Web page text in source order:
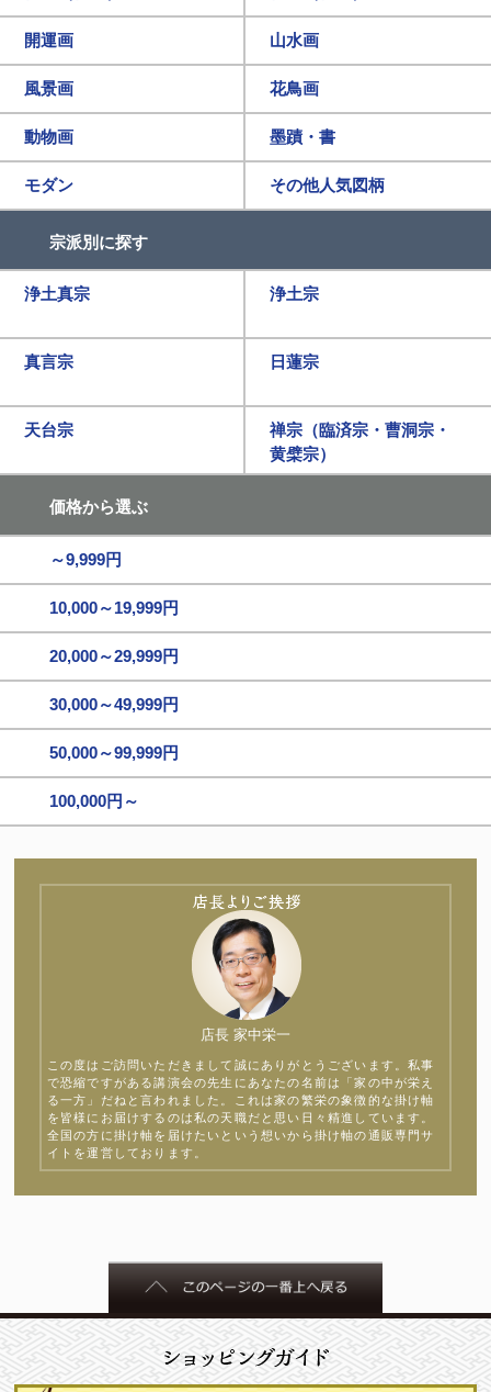
開運画 山水画
風景画 花鳥画
動物画 墨蹟・書
モダン その他人気図柄
宗派別に探す
浄土真宗 浄土宗
真言宗 日蓮宗
天台宗
禅宗（臨済宗・曹洞宗・
黄檗宗）
価格から選ぶ
～9,999円
10,000～19,999円
20,000～29,999円
30,000～49,999円
50,000～99,999円
100,000円～
店長 家中栄一
この度はご訪問いただきまして誠にありがとうございます。私事
で恐縮ですがある講演会の先生にあなたの名前は「家の中が栄え
る一方」だねと言われました。これは家の繁栄の象徴的な掛け軸
を皆様にお届けするのは私の天職だと思い日々精進しています。
全国の方に掛け軸を届けたいという想いから掛け軸の通販専門サ
イトを運営しております。